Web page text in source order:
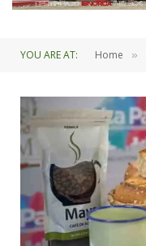
YOU ARE AT: Home »